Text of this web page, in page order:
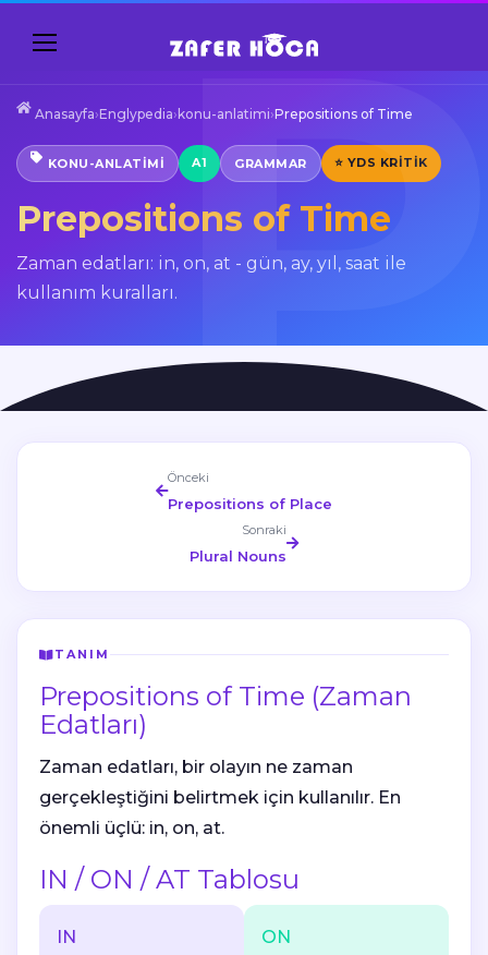
Anasayfa›Englypedia› konu-anlatimi›Prepositions of Time
KONU-ANLATIMI A1 GRAMMAR ⭐ YDS KRITIK
Prepositions of Time
Zaman edatları: in, on, at - gün, ay, yıl, saat ile
kullanım kuralları.
Önceki
Prepositions of Place
Sonraki
Plural Nouns
TANIM
Prepositions of Time (Zaman
Edatları)
Zaman edatları, bir olayın ne zaman
gerçekleştiğini belirtmek için kullanılır. En
önemli üçlü: in, on, at.
IN / ON / AT Tablosu
IN ON